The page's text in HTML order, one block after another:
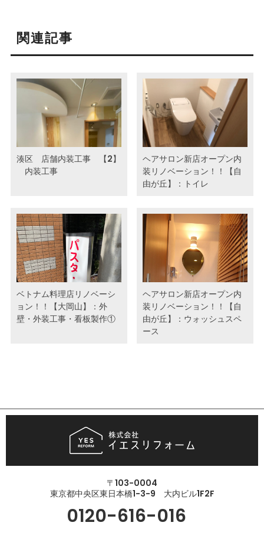
関連記事
湊区 店舗内装工事 【2】
内装工事
ヘアサロン新店オープン内
装リノベーション！！【自
由が丘】：トイレ
ベトナム料理店リノベーシ
ョン！！【大岡山】：外
壁・外装工事・看板製作①
ヘアサロン新店オープン内
装リノベーション！！【自
由が丘】：ウォッシュスペ
ース
〒103-0004
東京都中央区東日本橋1-3-9 大内ビル1F2F
0120-616-016